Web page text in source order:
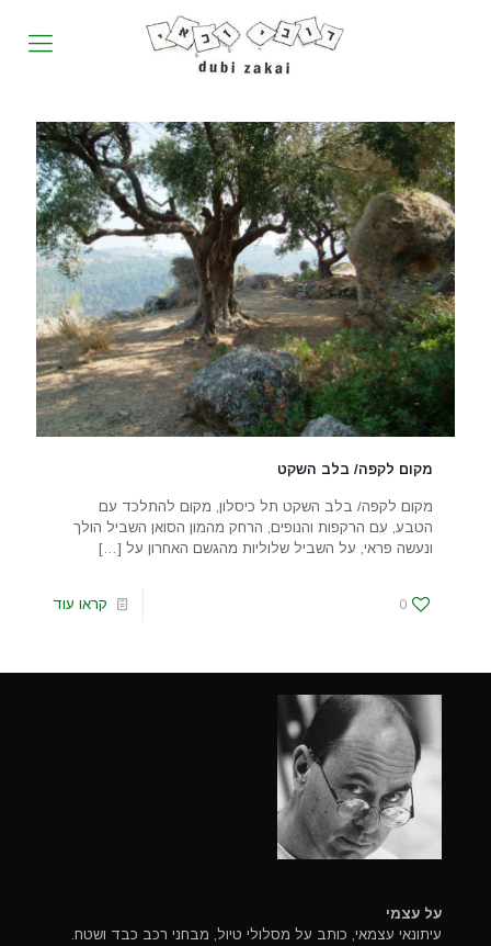
מקום לקפה/ בלב השקט
מקום לקפה/ בלב השקט תל כיסלון, מקום להתלכד עם
הטבע, עם הרקפות והנופים, הרחק מהמון הסואן השביל הולך
ונעשה פראי, על השביל שלוליות מהגשם האחרון על […]
0 קראו עוד
על עצמי
עיתונאי עצמאי, כותב על מסלולי טיול, מבחני רכב כבד ושטח.